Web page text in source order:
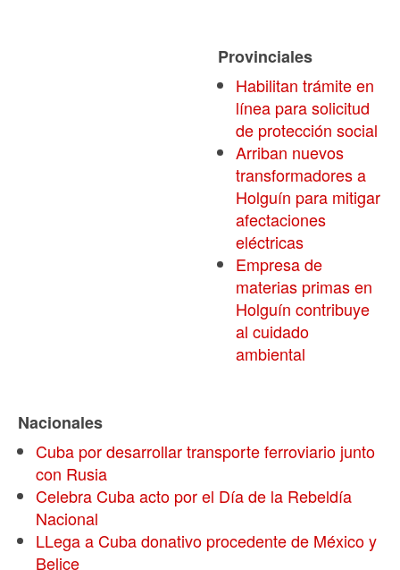
Provinciales
Habilitan trámite en
línea para solicitud
de protección social
Arriban nuevos
transformadores a
Holguín para mitigar
afectaciones
eléctricas
Empresa de
materias primas en
Holguín contribuye
al cuidado
ambiental
Nacionales
Cuba por desarrollar transporte ferroviario junto
con Rusia
Celebra Cuba acto por el Día de la Rebeldía
Nacional
LLega a Cuba donativo procedente de México y
Belice